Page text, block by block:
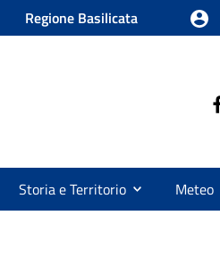
Regione Basilicata
Storia e Territorio Meteo